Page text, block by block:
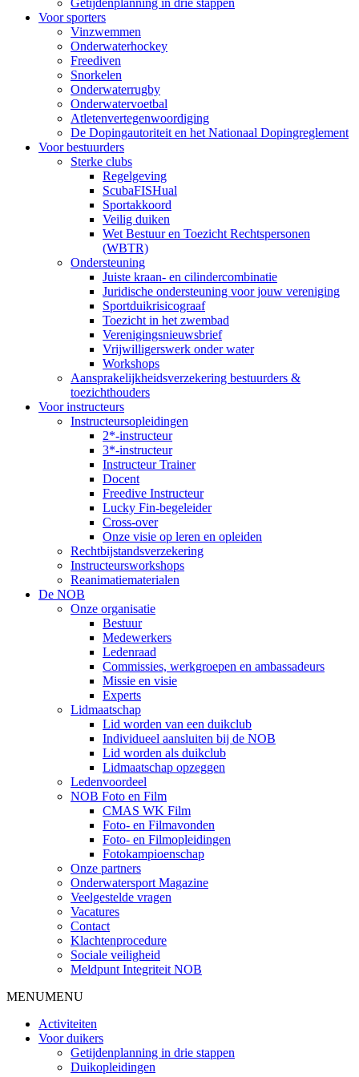
Getijdenplanning in drie stappen
Voor sporters
Vinzwemmen
Onderwaterhockey
Freediven
Snorkelen
Onderwaterrugby
Onderwatervoetbal
Atletenvertegenwoordiging
De Dopingautoriteit en het Nationaal Dopingreglement
Voor bestuurders
Sterke clubs
Regelgeving
ScubaFISHual
Sportakkoord
Veilig duiken
Wet Bestuur en Toezicht Rechtspersonen
(WBTR)
Ondersteuning
Juiste kraan- en cilindercombinatie
Juridische ondersteuning voor jouw vereniging
Sportduikrisicograaf
Toezicht in het zwembad
Verenigingsnieuwsbrief
Vrijwilligerswerk onder water
Workshops
Aansprakelijkheidsverzekering bestuurders &
toezichthouders
Voor instructeurs
Instructeursopleidingen
2*-instructeur
3*-instructeur
Instructeur Trainer
Docent
Freedive Instructeur
Lucky Fin-begeleider
Cross-over
Onze visie op leren en opleiden
Rechtbijstandsverzekering
Instructeursworkshops
Reanimatiematerialen
De NOB
Onze organisatie
Bestuur
Medewerkers
Ledenraad
Commissies, werkgroepen en ambassadeurs
Missie en visie
Experts
Lidmaatschap
Lid worden van een duikclub
Individueel aansluiten bij de NOB
Lid worden als duikclub
Lidmaatschap opzeggen
Ledenvoordeel
NOB Foto en Film
CMAS WK Film
Foto- en Filmavonden
Foto- en Filmopleidingen
Fotokampioenschap
Onze partners
Onderwatersport Magazine
Veelgestelde vragen
Vacatures
Contact
Klachtenprocedure
Sociale veiligheid
Meldpunt Integriteit NOB
MENUMENU
Activiteiten
Voor duikers
Getijdenplanning in drie stappen
Duikopleidingen